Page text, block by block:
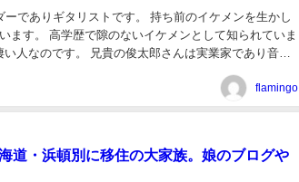
でありギタリストです。 持ち前のイケメンを生かし
ます。 高学歴で隙のないイケメンとして知られていま
人なのです。 兄貴の俊太郎さんは実業家であり音楽
flamingo
道・浜頓別に移住の大家族。娘のブログや